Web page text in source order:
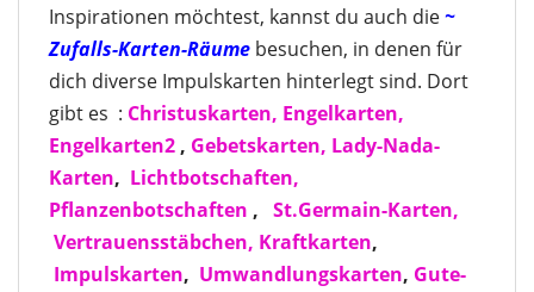
Inspirationen möchtest, kannst du auch die~
Zufalls-Karten-Räume besuchen, in denen für
dich diverse Impulskarten hinterlegt sind. Dort
gibt es : Christuskarten, Engelkarten,
Engelkarten2 , Gebetskarten, Lady-Nada-
Karten, Lichtbotschaften,
Pflanzenbotschaften , St.Germain-Karten,
Vertrauensstäbchen, Kraftkarten,
Impulskarten, Umwandlungskarten, Gute-